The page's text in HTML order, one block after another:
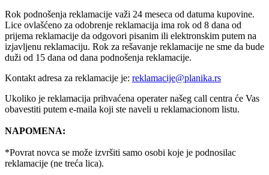
Rok podnošenja reklamacije važi 24 meseca od datuma kupovine.
Lice ovlašćeno za odobrenje reklamacija ima rok od 8 dana od
prijema reklamacije da odgovori pisanim ili elektronskim putem na
izjavljenu reklamaciju. Rok za rešavanje reklamacije ne sme da bude
duži od 15 dana od dana podnošenja reklamacije.
Kontakt adresa za reklamacije je: reklamacije@planika.rs
Ukoliko je reklamacija prihvaćena operater našeg call centra će Vas
obavestiti putem e-maila koji ste naveli u reklamacionom listu.
NAPOMENA:
*Povrat novca se može izvršiti samo osobi koje je podnosilac
reklamacije (ne treća lica).